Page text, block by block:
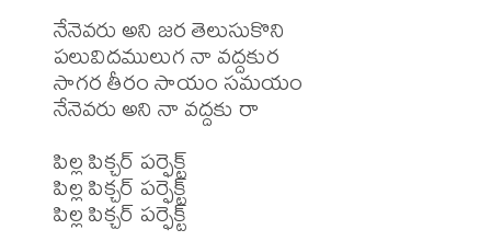
నేనెవరు అని జర తెలుసుకొని
పలువిదములుగ నా వద్దకుర
సాగర తీరం సాయం సమయం
నేనెవరు అని నా వద్దకు రా
పిల్ల పిక్చర్ పర్ఫెక్ట్
పిల్ల పిక్చర్ పర్ఫెక్ట్
పిల్ల పిక్చర్ పర్ఫెక్ట్